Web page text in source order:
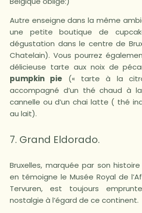
Autre enseigne dans la même
une petite boutique de
dégustation dans le centre de
Chatelain). Vous pourrez
délicieuse tarte aux noix de
pumpkin pie (« tarte à la
accompagné d’un thé chaud à
cannelle ou d’un chai latte ( thé
au lait).
7. Grand Eldorado.
Bruxelles, marquée par son
en témoigne le Musée Royal de
Tervuren, est toujours
nostalgie à l’égard de ce continent.